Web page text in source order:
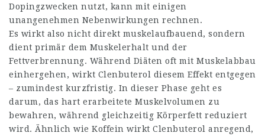
Dopingzwecken nutzt, kann mit einigen
unangenehmen Nebenwirkungen rechnen.
Es wirkt also nicht direkt muskelaufbauend, sondern
dient primär dem Muskelerhalt und der
Fettverbrennung. Während Diäten oft mit Muskelabbau
einhergehen, wirkt Clenbuterol diesem Effekt entgegen
– zumindest kurzfristig. In dieser Phase geht es
darum, das hart erarbeitete Muskelvolumen zu
bewahren, während gleichzeitig Körperfett reduziert
wird. Ähnlich wie Koffein wirkt Clenbuterol anregend,